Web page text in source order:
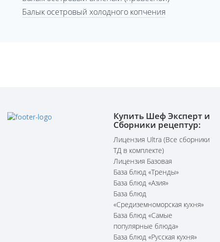
Балык осетровый холодного копчения
Купить Шеф Эксперт и
Сборники рецептур:
Лицензия Ultra (Все сборники
ТД в комплекте)
Лицензия Базовая
База блюд «Тренды»
База блюд «Азия»
База блюд
«Средиземноморская кухня»
База блюд «Самые
популярные блюда»
База блюд «Русская кухня»